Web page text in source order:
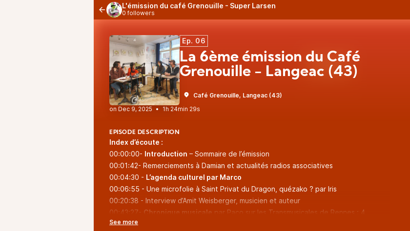
L'émission du café Grenouille - Super Larsen
0 followers
Ep. 06
La 6ème émission du Café
Grenouille - Langeac (43)
Café Grenouille, Langeac (43)
•
1h 24min 29s
EPISODE DESCRIPTION
Index d’écoute :
00:00:00- Introduction – Sommaire de l’émission
00:01:42- Remerciements à Damian et actualités radios associatives
00:04:30 - L’agenda culturel par Marco
00:06:55 - Une microfolie à Saint Privat du Dragon, quézako ? par Iris
00:20:38 - Interview d’Amit Weisberger, musicien et auteur
00:43:27- Chronique musicale par Paco sur les Transmusicales de Rennes : 4
groupes à découvrir